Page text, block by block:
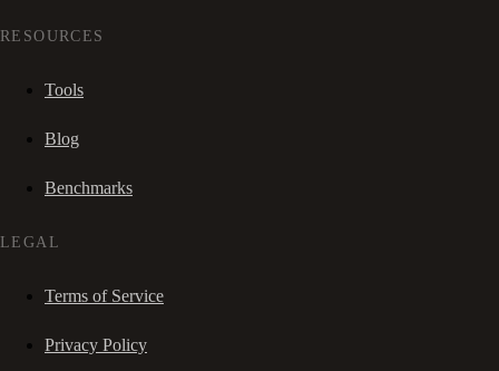
RESOURCES
Tools
Blog
Benchmarks
LEGAL
Terms of Service
Privacy Policy